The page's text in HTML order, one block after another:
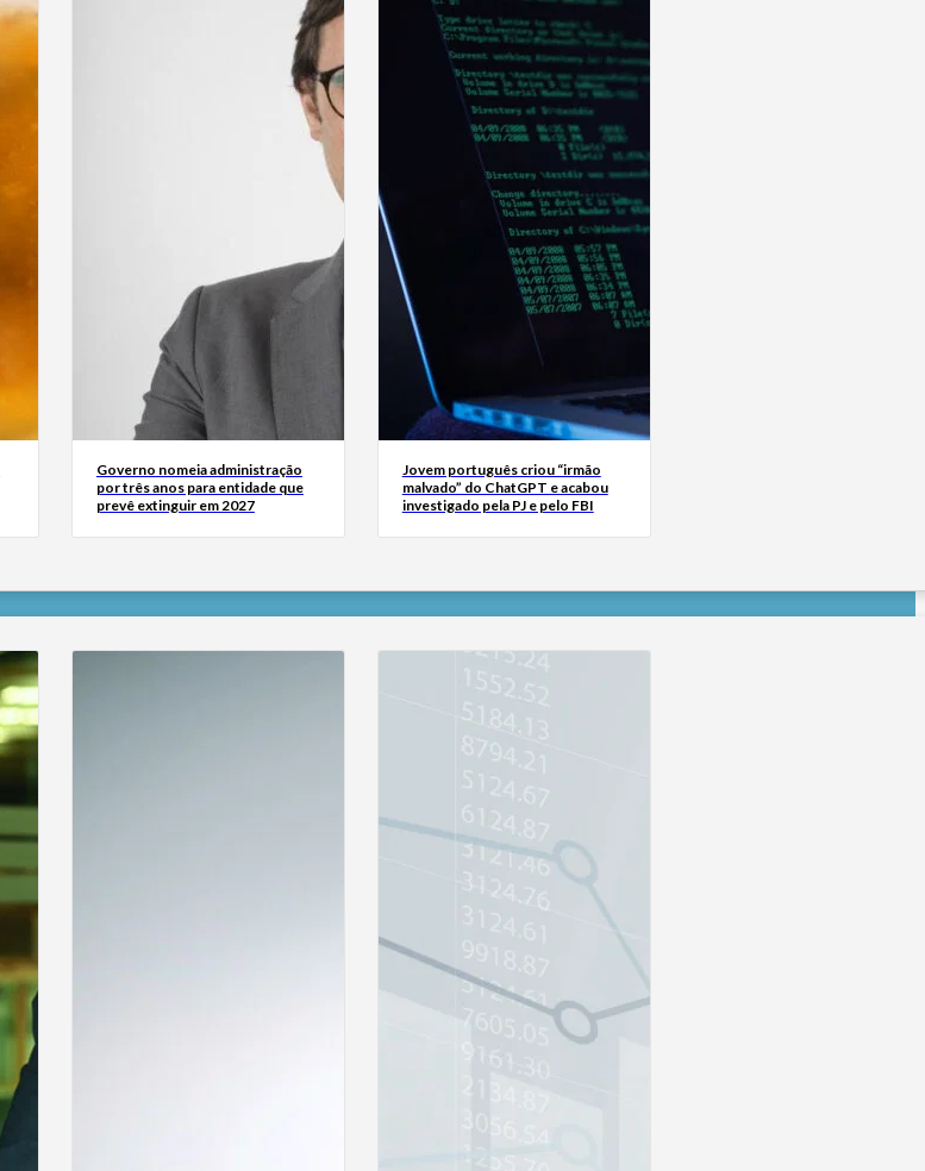
Governo nomeia administração
por três anos para entidade que
prevê extinguir em 2027
Jovem português criou “irmão
malvado” do ChatGPT e acabou
investigado pela PJ e pelo FBI